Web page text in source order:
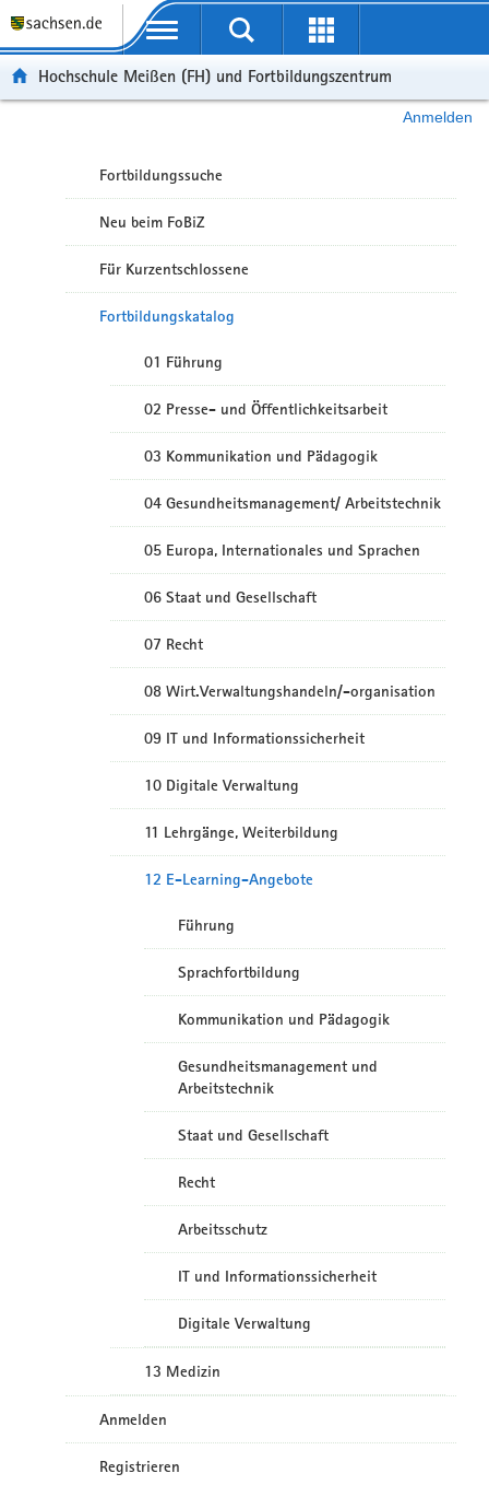
Portalübergreifende Navigation
Hochschule Meißen (FH) und Fortbildungszentrum
Anmelden
Fortbildungssuche
Neu beim FoBiZ
Für Kurzentschlossene
Fortbildungskatalog
01 Führung
02 Presse- und Öffentlichkeitsarbeit
03 Kommunikation und Pädagogik
04 Gesundheitsmanagement/ Arbeitstechnik
05 Europa, Internationales und Sprachen
06 Staat und Gesellschaft
07 Recht
08 Wirt.Verwaltungshandeln/-organisation
09 IT und Informationssicherheit
10 Digitale Verwaltung
11 Lehrgänge, Weiterbildung
12 E-Learning-Angebote
Führung
Sprachfortbildung
Kommunikation und Pädagogik
Gesundheitsmanagement und
Arbeitstechnik
Staat und Gesellschaft
Recht
Arbeitsschutz
IT und Informationssicherheit
Digitale Verwaltung
13 Medizin
Anmelden
Registrieren